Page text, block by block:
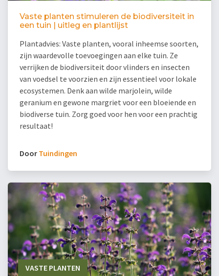
Vaste planten stimuleren de biodiversiteit in
een tuin | uitleg en plantlijst
Plantadvies: Vaste planten, vooral inheemse soorten,
zijn waardevolle toevoegingen aan elke tuin. Ze
verrijken de biodiversiteit door vlinders en insecten
van voedsel te voorzien en zijn essentieel voor lokale
ecosystemen. Denk aan wilde marjolein, wilde
geranium en gewone margriet voor een bloeiende en
biodiverse tuin. Zorg goed voor hen voor een prachtig
resultaat!
Door Tuindingen
VASTE PLANTEN